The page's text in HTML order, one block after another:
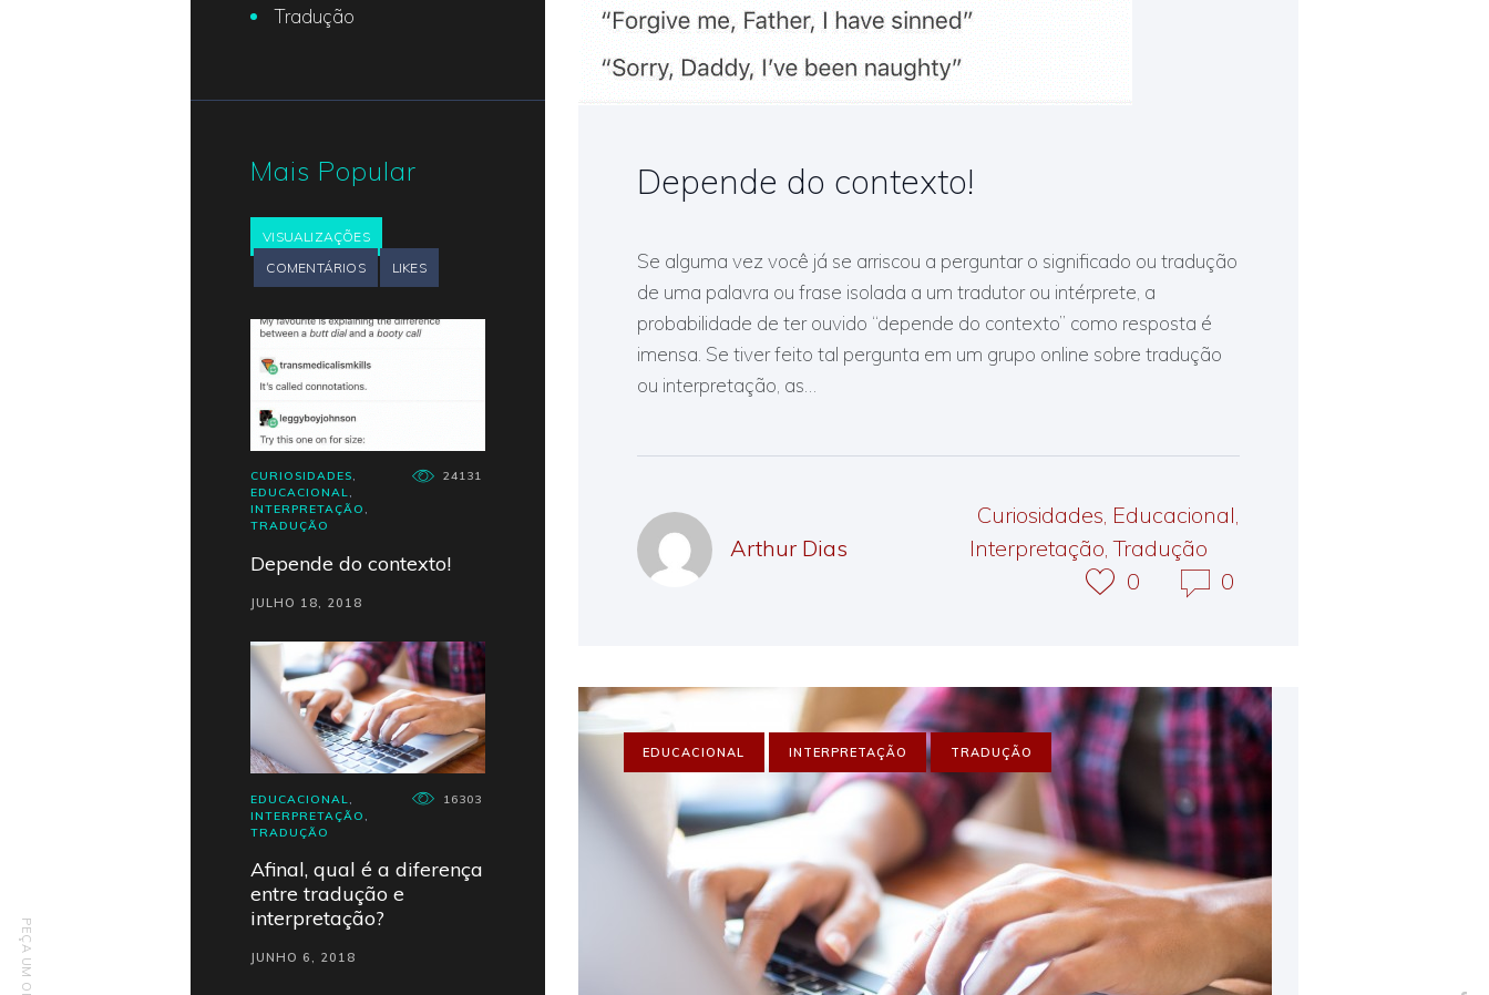
Depende do contexto!
Se alguma vez você já se arriscou a perguntar o significado ou tradução
de uma palavra ou frase isolada a um tradutor ou intérprete, a
probabilidade de ter ouvido “depende do contexto” como resposta é
imensa. Se tiver feito tal pergunta em um grupo online sobre tradução
ou interpretação, as…
Arthur Dias
Curiosidades Educacional
Interpretação ,Tradução
0
0
EDUCACIONAL INTERPRETAÇÃO TRADUÇÃO
Tradução
Mais Popular
VISUALIZAÇÕES
COMENTÁRIOS
LIKES
CURIOSIDADES,
EDUCACIONAL,
INTERPRETAÇÃO ,
TRADUÇÃO
24131
Depende do contexto!
JULHO 18, 2018
EDUCACIONAL
INTERPRETAÇÃO
TRADUÇÃO
16303
Afinal, qual é a diferença
entre tradução e
interpretação?
JUNHO 6, 2018